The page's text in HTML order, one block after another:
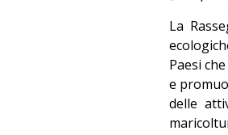
La
Paesi
e
delle